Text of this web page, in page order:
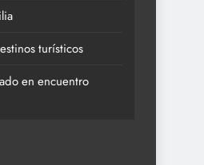
turísticos
en encuentro